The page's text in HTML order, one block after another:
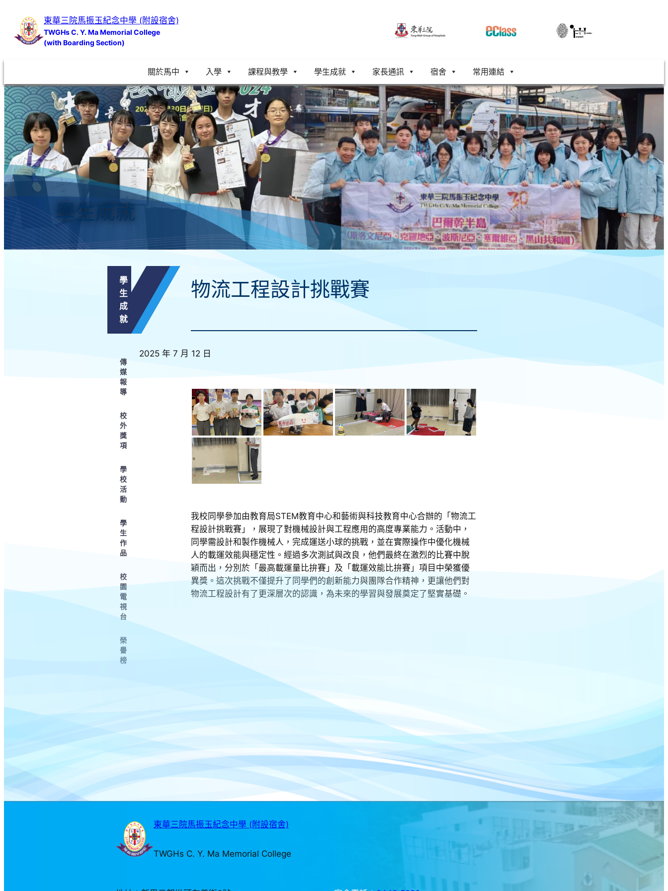
內
東華三院馬振玉紀念中學 (附設宿舍)
TWGHs C. Y. Ma Memorial College
(with Boarding Section)
關於馬中 入學 課程與教學 學生成就 家長通訊 宿舍 常用連結
學生成就
學
生
成
就
傳
媒
報
導
校
外
獎
項
學
校
活
動
學
生
作
品
校
園
電
視
台
榮
譽
榜
物流工程設計挑戰賽
2025 年 7 月 12 日
我校同學參加由教育局STEM教育中心和藝術與科技教育中心合辦的「物流工
程設計挑戰賽」，展現了對機械設計與工程應用的高度專業能力。活動中，
同學需設計和製作機械人，完成運送小球的挑戰，並在實際操作中優化機械
人的載運效能與穩定性。經過多次測試與改良，他們最終在激烈的比賽中脫
穎而出，分別於「最高載運量比拚賽」及「載運效能比拚賽」項目中榮獲優
異獎。這次挑戰不僅提升了同學們的創新能力與團隊合作精神，更讓他們對
物流工程設計有了更深層次的認識，為未來的學習與發展奠定了堅實基礎。
東華三院馬振玉紀念中學 (附設宿舍)
TWGHs C. Y. Ma Memorial College